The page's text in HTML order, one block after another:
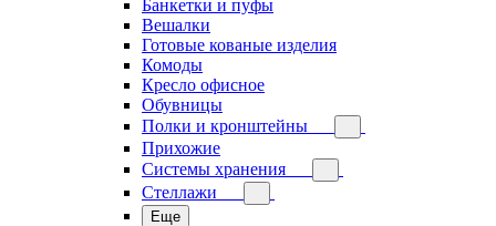
Банкетки и пуфы
Вешалки
Готовые кованые изделия
Комоды
Кресло офисное
Обувницы
Полки и кронштейны
Прихожие
Системы хранения
Стеллажи
Еще